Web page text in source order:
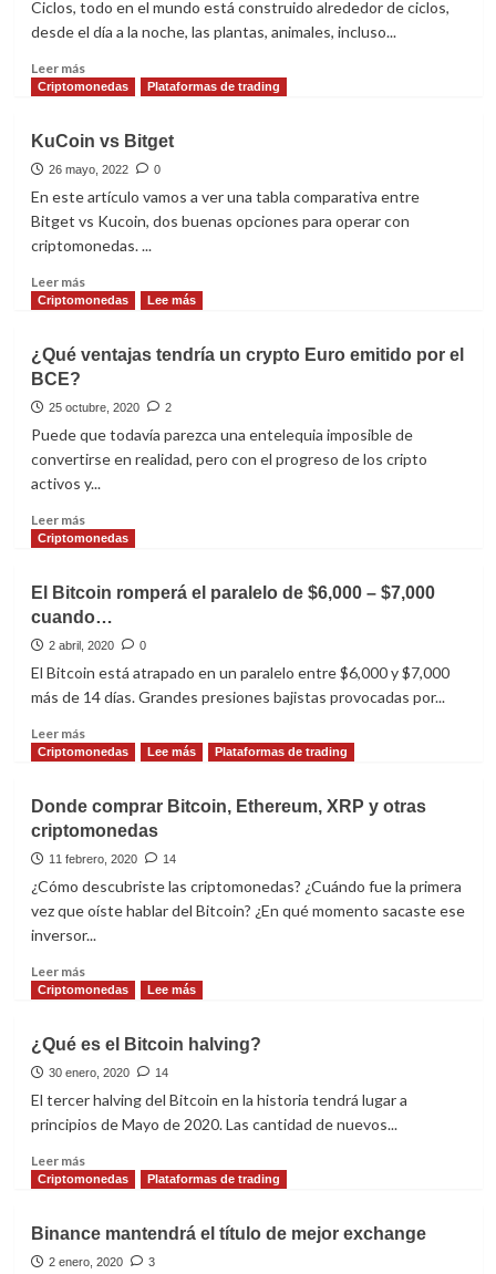
de
Ciclos, todo en el mundo está construido alrededor de ciclos,
desde el día a la noche, las plantas, animales, incluso...
Leer másLeer
más
puedo
hacer
en
un
bajista?
Criptomonedas Plataformas de trading
KuCoin vs Bitget
26 mayo, 2022 0
En este artículo vamos a ver una tabla comparativa entre
Bitget vs Kucoin, dos buenas opciones para operar con
criptomonedas. ...
Leer másLeer
más
vs
Criptomonedas Lee más
¿Qué ventajas tendría un crypto Euro emitido por el
BCE?
25 octubre, 2020 2
Puede que todavía parezca una entelequia imposible de
convertirse en realidad, pero con el progreso de los cripto
activos y...
Leer másLeer
más
ventajas
tendría
un
crypto
emitido
el
Criptomonedas
El Bitcoin romperá el paralelo de $6,000 – $7,000
cuando…
2 abril, 2020 0
El Bitcoin está atrapado en un paralelo entre $6,000 y $7,000
más de 14 días. Grandes presiones bajistas provocadas por...
Leer másLeer
más
Bitcoin
romperá
el
paralelo
$6,000
–
cuando…
Criptomonedas Lee más Plataformas de trading
Donde comprar Bitcoin, Ethereum, XRP y otras
criptomonedas
11 febrero, 2020 14
¿Cómo descubriste las criptomonedas? ¿Cuándo fue la primera
vez que oíste hablar del Bitcoin? ¿En qué momento sacaste ese
inversor...
Leer másLeer
más
comprar
Bitcoin,
Ethereum,
XRP
otras
criptomonedas
Criptomonedas Lee más
¿Qué es el Bitcoin halving?
30 enero, 2020 14
El tercer halving del Bitcoin en la historia tendrá lugar a
principios de Mayo de 2020. Las cantidad de nuevos...
Leer másLeer
más
es
el
Criptomonedas Plataformas de trading
Binance mantendrá el título de mejor exchange
2 enero, 2020 3